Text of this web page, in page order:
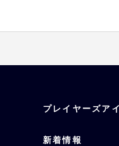
チャーム：スチール
プレイヤーズア
新着情報